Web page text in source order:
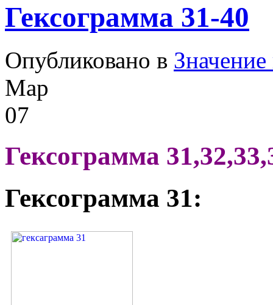
Гексограмма 31-40
Опубликовано в
Мар
07
Гексограмма
Гексограмма 31: